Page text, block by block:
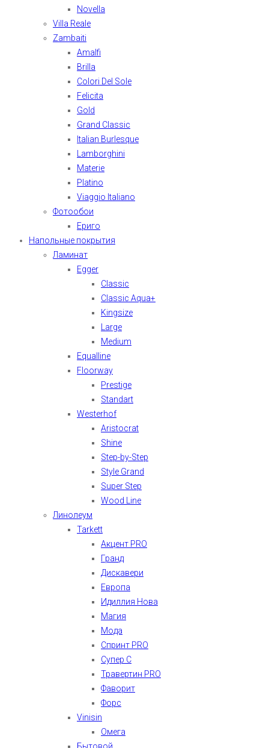
Novella
Villa Reale
Zambaiti
Amalfi
Brilla
Colori Del Sole
Felicita
Gold
Grand Classic
Italian Burlesque
Lamborghini
Materie
Platino
Viaggio Italiano
Фотообои
Ериго
Напольные покрытия
Ламинат
Egger
Classic
Classic Aqua+
Kingsize
Large
Medium
Equalline
Floorway
Prestige
Standart
Westerhof
Aristocrat
Shine
Step-by-Step
Style Grand
Super Step
Wood Line
Линолеум
Tarkett
Акцент PRO
Гранд
Дискавери
Европа
Идиллия Нова
Магия
Мода
Спринт PRO
Супер С
Травертин PRO
Фаворит
Форс
Vinisin
Омега
Бытовой